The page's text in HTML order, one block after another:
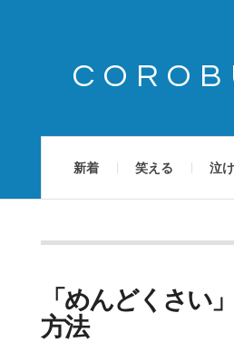
新着 笑える 泣
「めんどくさい
方法